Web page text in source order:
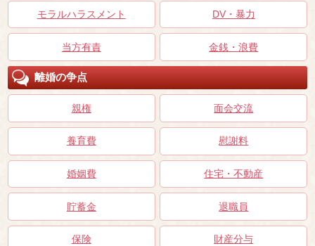
モラルハラスメント DV・暴力
当方有責 金銭・浪費
離婚の争点
親権 面会交流
養育費 慰謝料
婚姻費 住宅・不動産
貯蓄金 退職員
保険 財産分与